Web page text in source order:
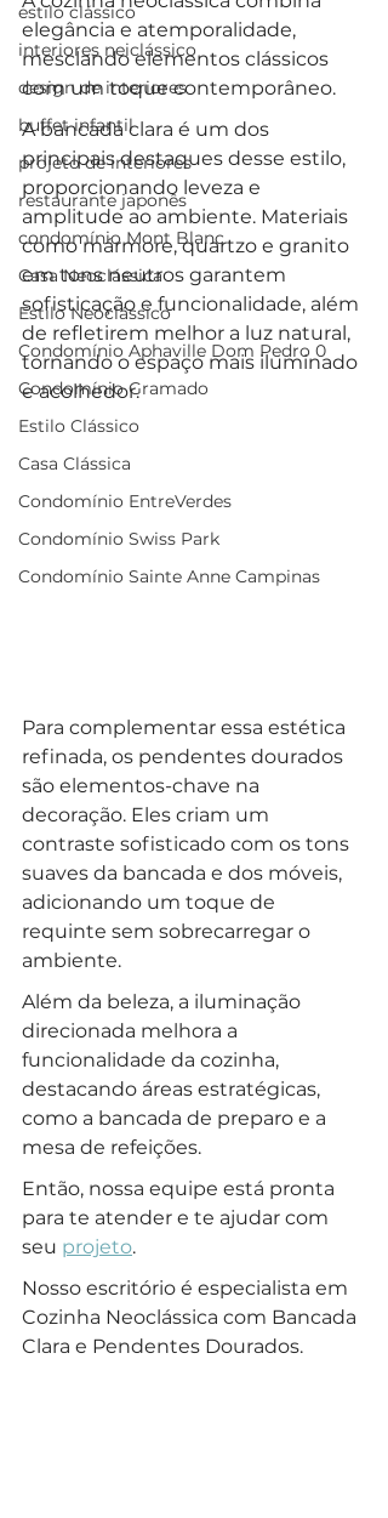
estilo clássico
interiores neiclássico
design de interiores
buffet infantil
projeto de interiores
restaurante japonês
condomínio Mont Blanc
Casa Neoclássica
Estilo Neoclássico
Condomínio Aphaville Dom Pedro 0
Condomínio Gramado
Estilo Clássico
Casa Clássica
Condomínio EntreVerdes
Condomínio Swiss Park
Condomínio Sainte Anne Campinas
elegância e atemporalidade,
mesclando elementos clássicos
com um toque contemporâneo.
A bancada clara é um dos
principais destaques desse estilo,
proporcionando leveza e
amplitude ao ambiente. Materiais
como mármore, quartzo e granito
em tons neutros garantem
sofisticação e funcionalidade, além
de refletirem melhor a luz natural,
tornando o espaço mais iluminado
e acolhedor.
Para complementar essa estética
refinada, os pendentes dourados
são elementos-chave na
decoração. Eles criam um
contraste sofisticado com os tons
suaves da bancada e dos móveis,
adicionando um toque de
requinte sem sobrecarregar o
ambiente.
Além da beleza, a iluminação
direcionada melhora a
funcionalidade da cozinha,
destacando áreas estratégicas,
como a bancada de preparo e a
mesa de refeições.
Então, nossa equipe está pronta
para te atender e te ajudar com
seu projeto.
Nosso escritório é especialista em
Cozinha Neoclássica com Bancada
Clara e Pendentes Dourados.